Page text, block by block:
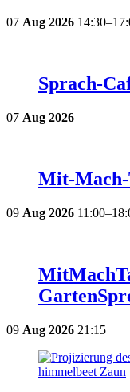
07 Aug 2026
Sprach-
07 Aug 2026
Mit-Mach-
09 Aug 2026
09 Aug 2026 21:15